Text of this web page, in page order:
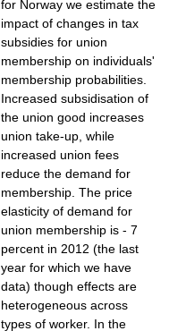
for Norway we estimate the
impact of changes in tax
subsidies for union
membership on individuals'
membership probabilities.
Increased subsidisation of
the union good increases
union take-up, while
increased union fees
reduce the demand for
membership. The price
elasticity of demand for
union membership is - 7
percent in 2012 (the last
year for which we have
data) though effects are
heterogeneous across
types of worker. In the